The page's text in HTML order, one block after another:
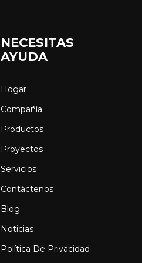
NECESITAS
AYUDA
Hogar
Compañía
Productos
Proyectos
Servicios
Contáctenos
Blog
Noticias
Política De Privacidad